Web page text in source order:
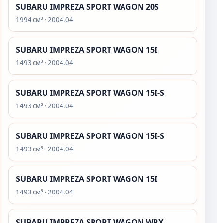
SUBARU IMPREZA SPORT WAGON 20S
1994 см³ · 2004.04
SUBARU IMPREZA SPORT WAGON 15I
1493 см³ · 2004.04
SUBARU IMPREZA SPORT WAGON 15I-S
1493 см³ · 2004.04
SUBARU IMPREZA SPORT WAGON 15I-S
1493 см³ · 2004.04
SUBARU IMPREZA SPORT WAGON 15I
1493 см³ · 2004.04